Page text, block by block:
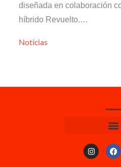
diseñada en colaboración
híbrido Revuelto.…
Noticias